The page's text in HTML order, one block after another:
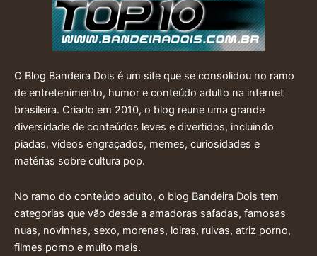
O Blog Bandeira Dois é um site que se consolidou no ramo
de entretenimento, humor e conteúdo adulto na internet
brasileira. Criado em 2010, o blog reune uma grande
diversidade de conteúdos leves e divertidos, incluindo
piadas, vídeos engraçados, memes, curiosidades e
matérias sobre cultura pop.
No ramo do conteúdo adulto, o blog Bandeira Dois tem
categorias que vão desde a amadoras safadas, famosas
nuas, novinhas, sexo, morenas, loiras, ruivas, atriz porno,
filmes porno e muito mais.